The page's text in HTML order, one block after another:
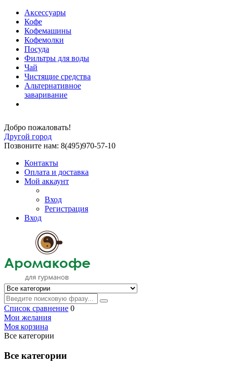
Аксессуары
Кофе
Кофемашины
Кофемолки
Посуда
Фильтры для воды
Чай
Чистящие средства
Альтернативное
заваривание
Добро пожаловать!
Другой город
Позвоните нам: 8(495)970-57-10
Контакты
Оплата и доставка
Мой аккаунт
Вход
Регистрация
Вход
Список сравнение 0
Мои желания
Моя корзина
Все категории
Все категории